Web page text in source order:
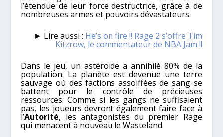
l’étendue de leur force destructrice, grâce à de
nombreuses armes et pouvoirs dévastateurs.
► Lire aussi : He’s on fire !! Rage 2 s’offre Tim
Kitzrow, le commentateur de NBA Jam !!
Dans le jeu, un astéroïde a annihilé 80% de la
population. La planète est devenue une terre
sauvage où des factions assoiffées de sang se
battent pour le contrôle de précieuses
ressources. Comme si les gangs ne suffisaient
pas, les joueurs devront également faire face à
l’Autorité, les antagonistes du premier Rage
qui menacent à nouveau le Wasteland.